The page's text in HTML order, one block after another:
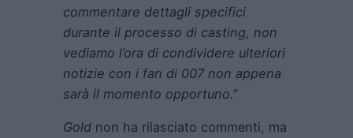
commentare dettagli specifici
durante il processo di casting, non
vediamo l’ora di condividere ulteriori
notizie con i fan di 007 non appena
sarà il momento opportuno.”
Gold non ha rilasciato commenti, ma